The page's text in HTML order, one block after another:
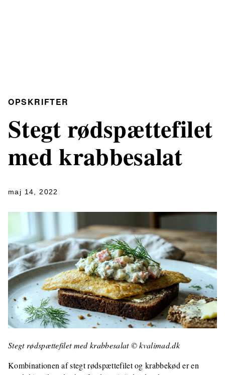
OPSKRIFTER
Stegt rødspættefilet
med krabbesalat
maj 14, 2022
Stegt rødspættefilet med krabbesalat © kvalimad.dk
Kombinationen af stegt rødspættefilet og krabbekød er en